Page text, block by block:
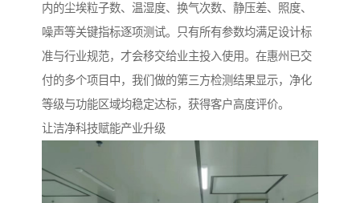
内的尘埃粒子数、温湿度、换气次数、静压差、照度、
噪声等关键指标逐项测试。只有所有参数均满足设计标
准与行业规范，才会移交给业主投入使用。在惠州已交
付的多个项目中，我们做的第三方检测结果显示，净化
等级与功能区域均稳定达标，获得客户高度评价。
让洁净科技赋能产业升级